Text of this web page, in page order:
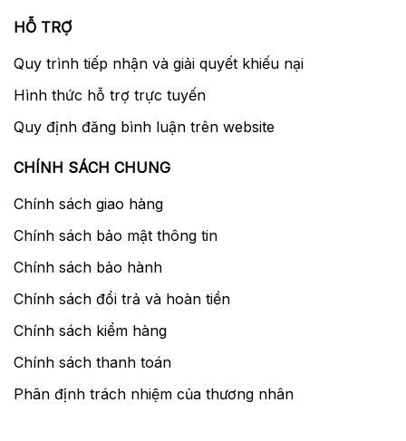
HỖ TRỢ
Quy trình tiếp nhận và giải quyết khiếu nại
Hình thức hỗ trợ trực tuyến
Quy định đăng bình luận trên website
CHÍNH SÁCH CHUNG
Chính sách giao hàng
Chính sách bảo mật thông tin
Chính sách bảo hành
Chính sách đổi trả và hoàn tiền
Chính sách kiểm hàng
Chính sách thanh toán
Phân định trách nhiệm của thương nhân